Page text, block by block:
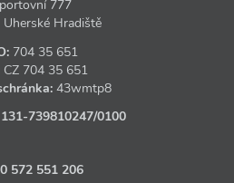
777
Hradiště
704 35 651
CZ 704 35 651
43wmtp8
131‑739810247/0100
572 551 206